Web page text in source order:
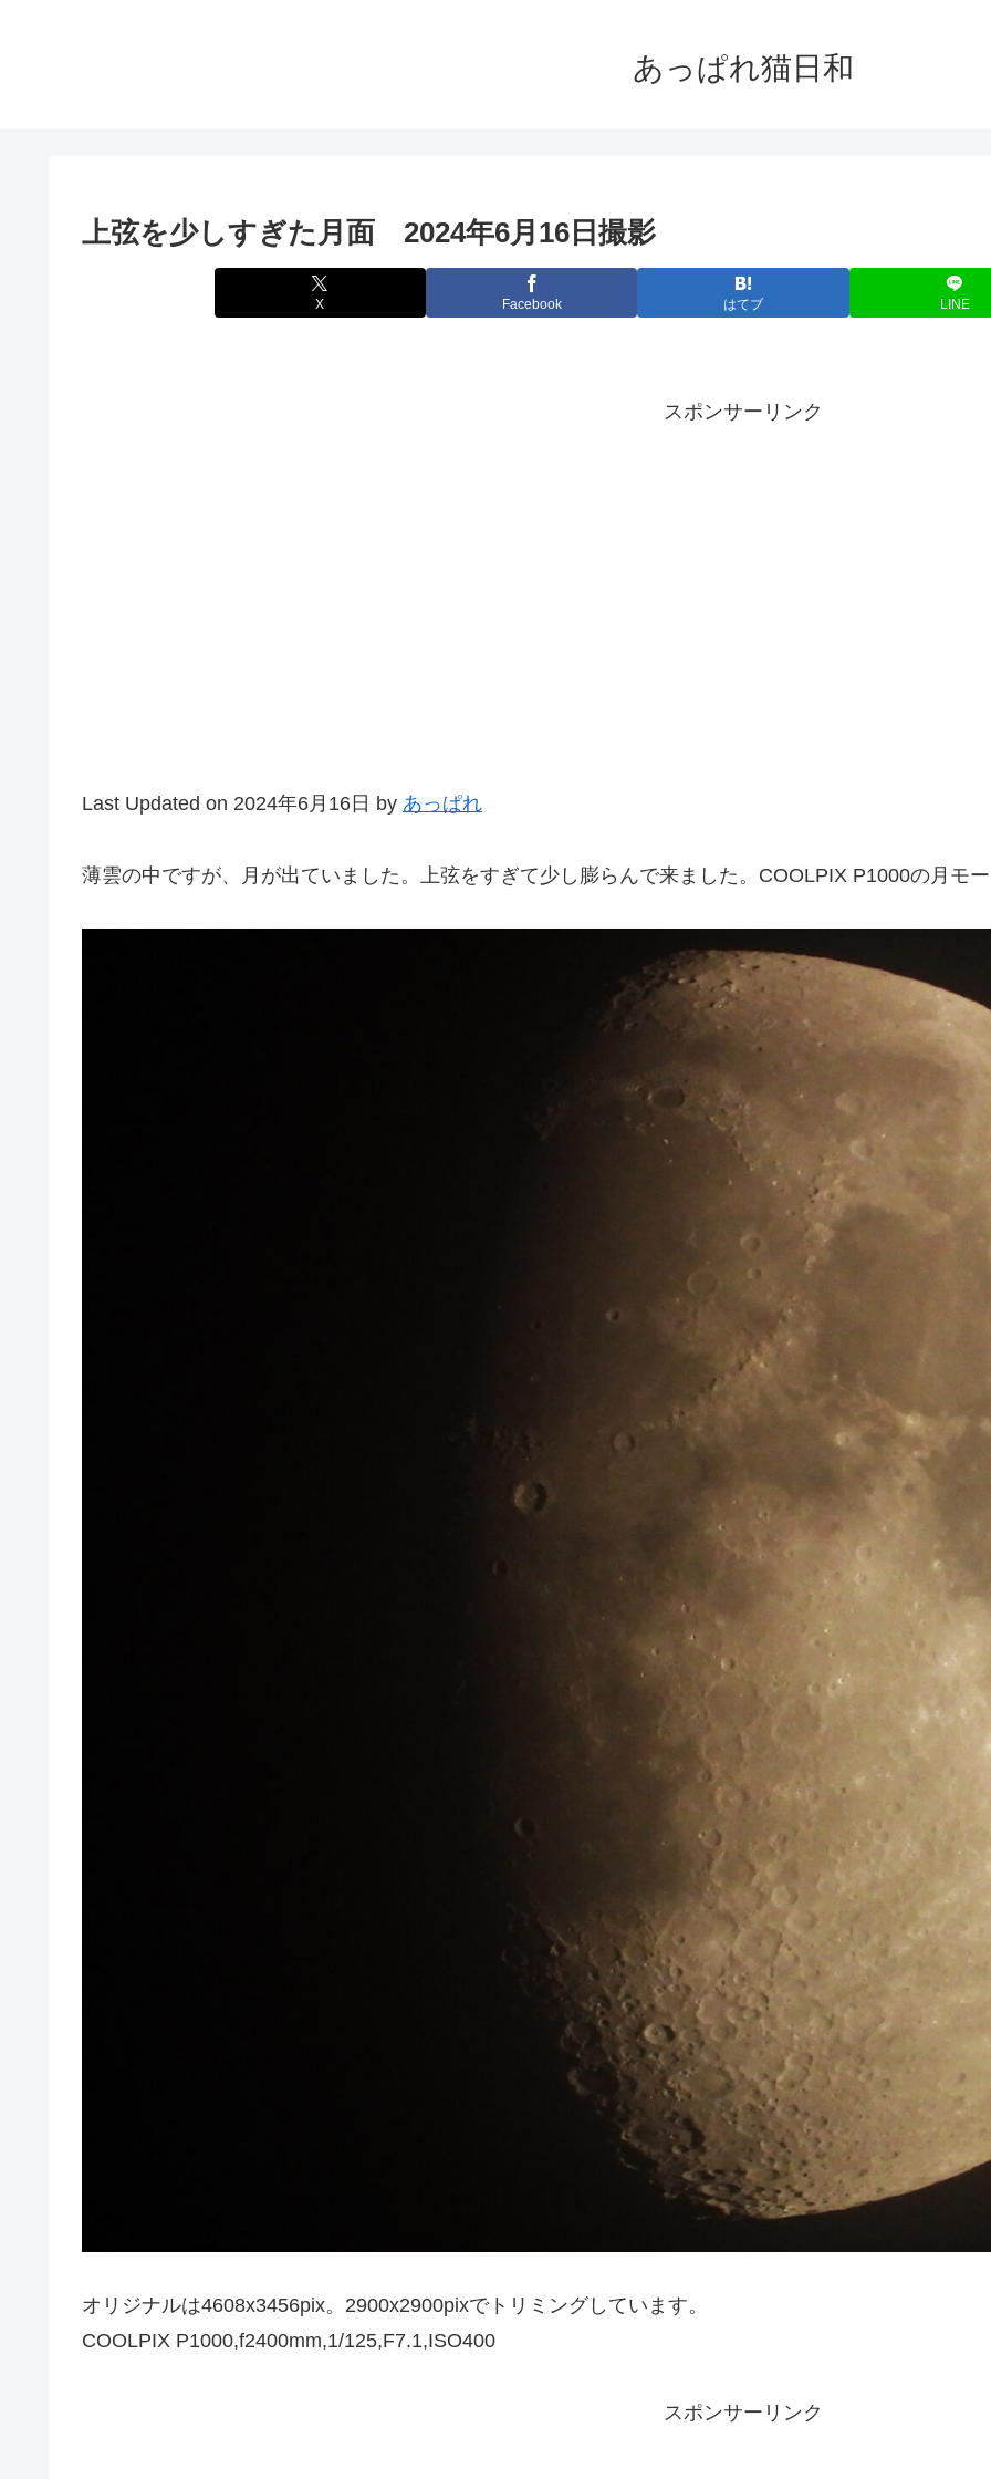
あっぱれ猫日和
上弦を少しすぎた月面 2024年6月16日撮影
X Facebook はてブ LINE
スポンサーリンク
Last Updated on 2024年6月16日 by あっぱれ
薄雲の中ですが、月が出ていました。上弦をすぎて少し膨らんで来ました。COOLPIX P1000の月モ
オリジナルは4608x3456pix。2900x2900pixでトリミングしています。
COOLPIX P1000,f2400mm,1/125,F7.1,ISO400
スポンサーリンク